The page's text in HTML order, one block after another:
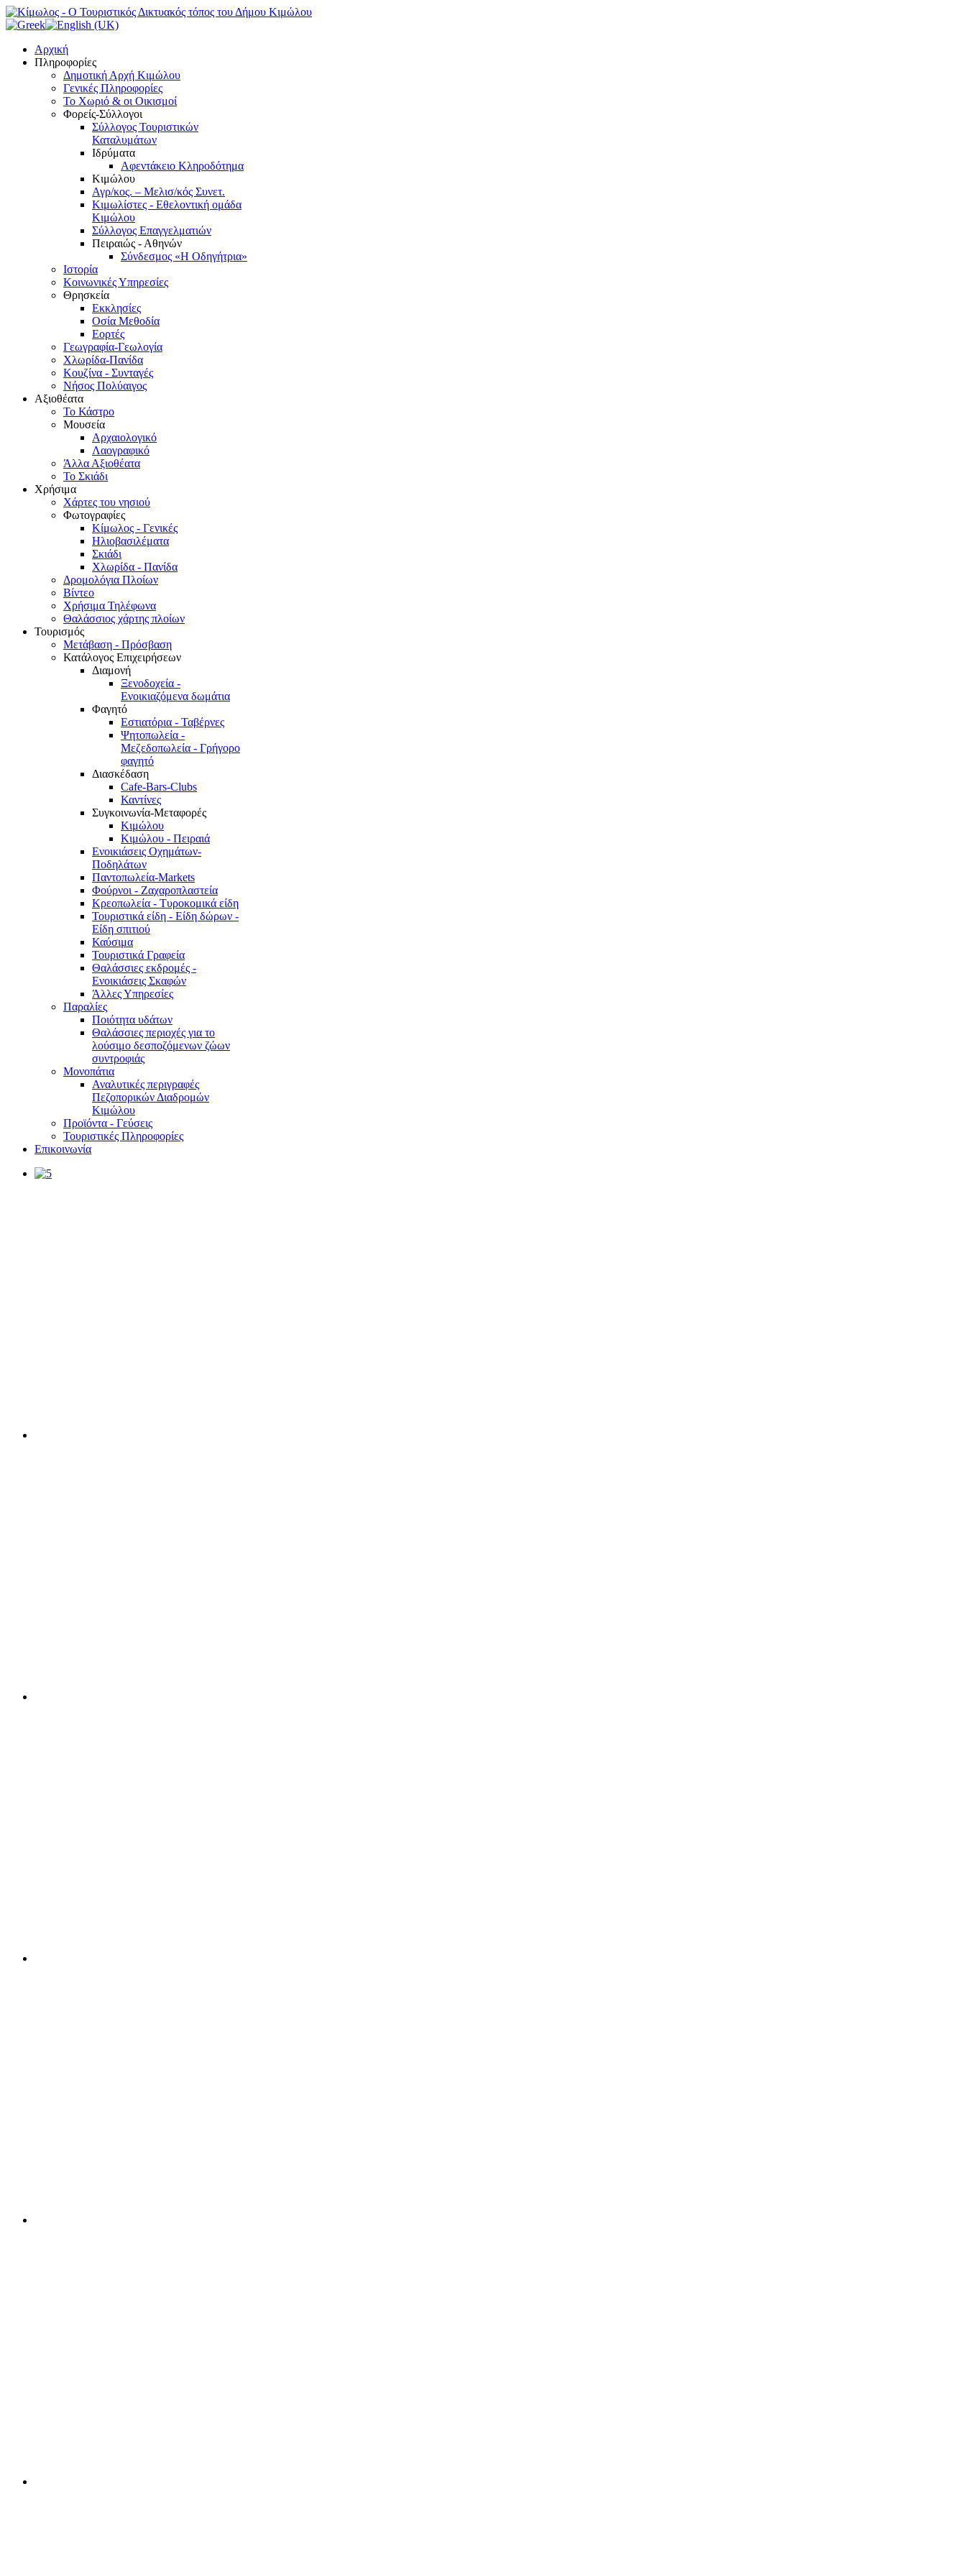
Αρχική
Πληροφορίες
Δημοτική Αρχή Κιμώλου
Γενικές Πληροφορίες
Το Xωριό & οι Οικισμοί
Φορείς-Σύλλογοι
Σύλλογος Τουριστικών
Καταλυμάτων
Ιδρύματα
Αφεντάκειο Κληροδότημα
Κιμώλου
Αγρ/κος. – Μελισ/κός Συνετ.
Κιμωλίστες - Εθελοντική ομάδα
Κιμώλου
Σύλλογος Επαγγελματιών
Πειραιώς - Αθηνών
Σύνδεσμος «Η Οδηγήτρια»
Ιστορία
Κοινωνικές Υπηρεσίες
Θρησκεία
Εκκλησίες
Οσία Μεθοδία
Εορτές
Γεωγραφία-Γεωλογία
Χλωρίδα-Πανίδα
Κουζίνα - Συνταγές
Νήσος Πολύαιγος
Αξιοθέατα
Το Κάστρο
Μουσεία
Αρχαιολογικό
Λαογραφικό
Άλλα Αξιοθέατα
Το Σκιάδι
Χρήσιμα
Χάρτες του νησιού
Φωτογραφίες
Κίμωλος - Γενικές
Ηλιοβασιλέματα
Σκιάδι
Χλωρίδα - Πανίδα
Δρομολόγια Πλοίων
Βίντεο
Χρήσιμα Τηλέφωνα
Θαλάσσιος χάρτης πλοίων
Τουρισμός
Μετάβαση - Πρόσβαση
Κατάλογος Επιχειρήσεων
Διαμονή
Ξενοδοχεία -
Ενοικιαζόμενα δωμάτια
Φαγητό
Εστιατόρια - Ταβέρνες
Ψητοπωλεία -
Μεζεδοπωλεία - Γρήγορο
φαγητό
Διασκέδαση
Cafe-Bars-Clubs
Καντίνες
Συγκοινωνία-Μεταφορές
Κιμώλου
Κιμώλου - Πειραιά
Ενοικιάσεις Οχημάτων-
Ποδηλάτων
Παντοπωλεία-Markets
Φούρνοι - Ζαχαροπλαστεία
Κρεοπωλεία - Τυροκομικά είδη
Τουριστικά είδη - Είδη δώρων -
Είδη σπιτιού
Καύσιμα
Τουριστικά Γραφεία
Θαλάσσιες εκδρομές -
Ενοικιάσεις Σκαφών
Άλλες Υπηρεσίες
Παραλίες
Ποιότητα υδάτων
Θαλάσσιες περιοχές για το
λούσιμο δεσποζόμενων ζώων
συντροφιάς
Μονοπάτια
Αναλυτικές περιγραφές
Πεζοπορικών Διαδρομών
Κιμώλου
Προϊόντα - Γεύσεις
Τουριστικές Πληροφορίες
Επικοινωνία